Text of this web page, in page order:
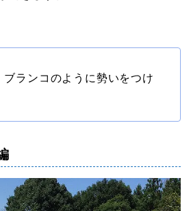
ランコのように勢いをつけ